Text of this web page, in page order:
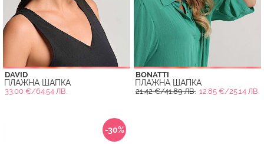
DAVID
ПЛАЖНА ШАПКА
33.00 €/64.54 ЛВ.
BONATTI
ПЛАЖНА ШАПКА
21.42 €/41.89 ЛВ. 12.85 €/25.14 ЛВ.
-30%